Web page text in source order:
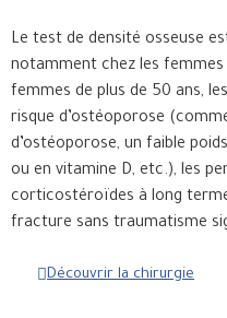
Le test de densité osseuse
notamment chez les femmes
femmes de plus de 50 ans,
risque d’ostéoporose
d’ostéoporose, un faible
ou en vitamine D, etc.), les
corticostéroïdes à long
fracture sans traumatisme
Découvrir la chirurgie